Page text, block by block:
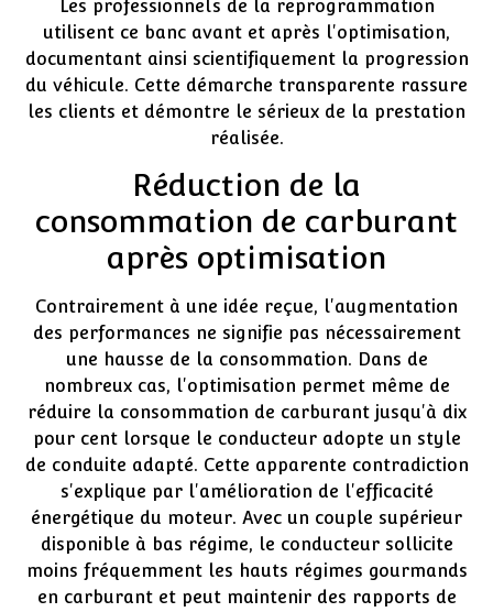
Les professionnels de la reprogrammation
utilisent ce banc avant et après l'optimisation,
documentant ainsi scientifiquement la progression
du véhicule. Cette démarche transparente rassure
les clients et démontre le sérieux de la prestation
réalisée.
Réduction de la
consommation de carburant
après optimisation
Contrairement à une idée reçue, l'augmentation
des performances ne signifie pas nécessairement
une hausse de la consommation. Dans de
nombreux cas, l'optimisation permet même de
réduire la consommation de carburant jusqu'à dix
pour cent lorsque le conducteur adopte un style
de conduite adapté. Cette apparente contradiction
s'explique par l'amélioration de l'efficacité
énergétique du moteur. Avec un couple supérieur
disponible à bas régime, le conducteur sollicite
moins fréquemment les hauts régimes gourmands
en carburant et peut maintenir des rapports de